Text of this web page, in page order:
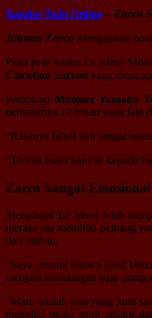
Bandar Bola Online – Zarco
Johann Zarco mengatakan
Pada pole kedua Le Mans
Christian Sarron yang
Pembalap Monster Yamaha
pertamanya 12 bulan yang lalu
“Rasanya hebat dan sangat
“Terima kasih banyak kepada
Zarco Sangat
Mengingat Le Mans telah
merasa dia memiliki peluang
dari latihan.
“Saya senang bahwa kami
menjadi keuntungan bagi
“Marc adalah pria yang kuat
memiliki risiko lebih sedikit